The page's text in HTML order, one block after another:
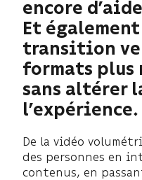
encore
Et
transition
formats plus
sans altérer
l’expérience.
De la vidéo
des personnes en
contenus, en